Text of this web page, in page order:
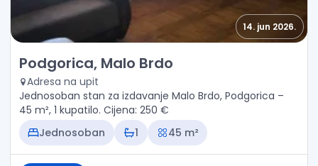
14. jun 2026.
Izdavanje - Stan Podgorica, Malo Brdo
Podgorica, Malo Brdo
Adresa na upit
Jednosoban stan za izdavanje Malo Brdo, Podgorica –
45 m², 1 kupatilo. Cijena: 250 €
Jednosoban
1 45 m²